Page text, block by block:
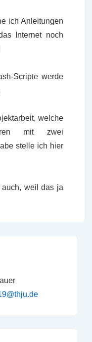
ich Anleitungen
Internet noch
Scripte werde
welche
mit zwei
stelle ich hier
weil das ja